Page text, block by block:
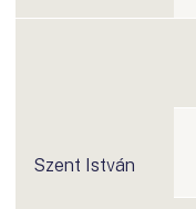
Szent István